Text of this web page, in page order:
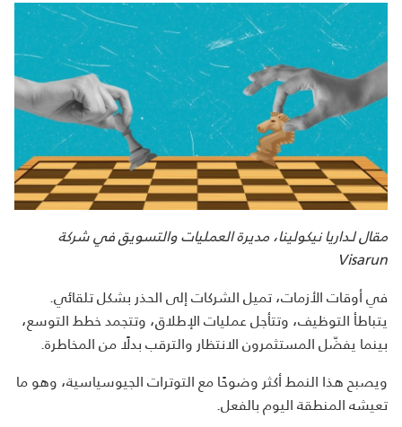
مقال لـداريا نيكولينا، مديرة العمليات والتسويق في شركة
Visarun
في أوقات الأزمات، تميل الشركات إلى الحذر بشكل تلقائي.
يتباطأ التوظيف، وتتأجل عمليات الإطلاق، وتتجمد خطط التوسع،
بينما يفضّل المستثمرون الانتظار والترقب بدلًا من المخاطرة.
ويصبح هذا النمط أكثر وضوحًا مع التوترات الجيوسياسية، وهو ما
تعيشه المنطقة اليوم بالفعل.